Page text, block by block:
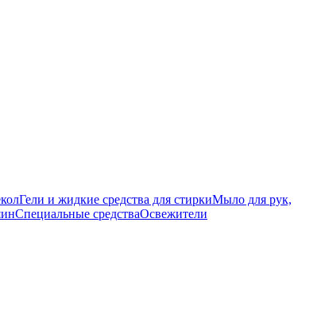
Гели и жидкие средства для стиркиМыло для рук,
Специальные средстваОсвежители